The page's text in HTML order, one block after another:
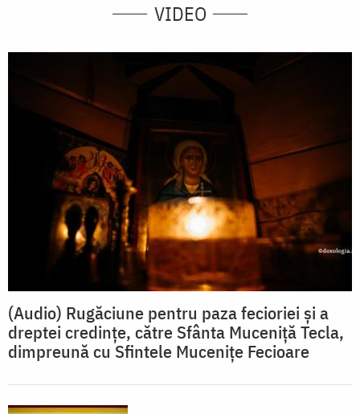
VIDEO
(Audio) Rugăciune pentru paza fecioriei și a
dreptei credințe, către Sfânta Muceniță Tecla,
dimpreună cu Sfintele Mucenițe Fecioare